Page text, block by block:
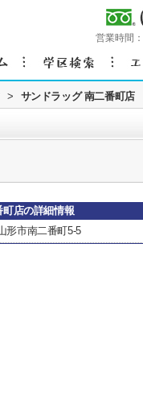
営業時間：
> サンドラッグ 南二番町店
店の詳細情報
形市南二番町5-5